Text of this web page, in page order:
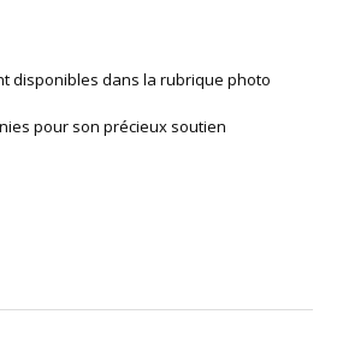
disponibles dans la rubrique photo
pour son précieux soutien